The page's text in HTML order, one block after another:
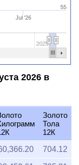
Jul '26
2025
55
2026 в
Золото
Тола
12К
704.12